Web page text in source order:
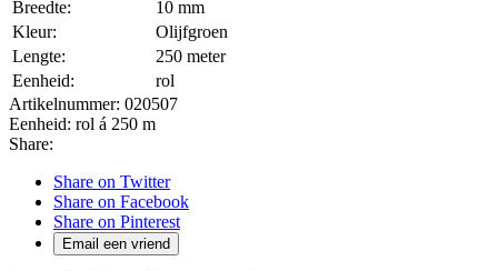
Breedte:
10 mm
Kleur:
Olijfgroen
Lengte:
250 meter
Eenheid:
rol
Artikelnummer: 020507
Eenheid: rol á 250 m
Share:
Share on Twitter
Share on Facebook
Share on Pinterest
Email een vriend